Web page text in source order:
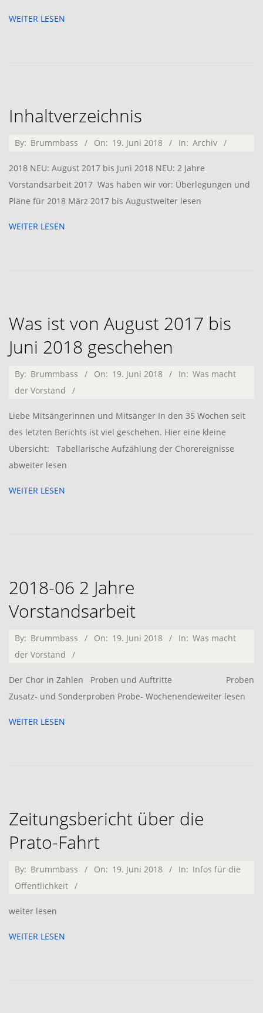
WEITER LESEN
Inhaltverzeichnis
2018-
19
By: Brummbass On: 19. Juni 2018 In: Archiv
2018 NEU: August 2017 bis Juni 2018 NEU: 2 Jahre
Vorstandsarbeit 2017 Was haben wir vor: Überlegungen und
Pläne für 2018 März 2017 bis Augustweiter lesen
WEITER LESEN
Was ist von August 2017 bis
Juni 2018 geschehen
2018-
06-
By: Brummbass On: 19. Juni 2018 In: Was macht
der Vorstand
Liebe Mitsängerinnen und Mitsänger In den 35 Wochen seit
des letzten Berichts ist viel geschehen. Hier eine kleine
Übersicht: Tabellarische Aufzählung der Chorereignisse
abweiter lesen
WEITER LESEN
2018-06 2 Jahre
Vorstandsarbeit
2018-
06-
By: Brummbass On: 19. Juni 2018 In: Was macht
der Vorstand
Der Chor in Zahlen Proben und Auftritte Proben
Zusatz- und Sonderproben Probe- Wochenendeweiter lesen
WEITER LESEN
Zeitungsbericht über die
Prato-Fahrt
2018-
06-
By: Brummbass On: 19. Juni 2018 In: Infos für die
Öffentlichkeit
weiter lesen
WEITER LESEN